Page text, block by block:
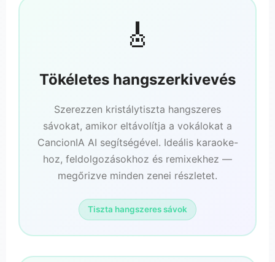
🎸
Tökéletes hangszerkivevés
Szerezzen kristálytiszta hangszeres
sávokat, amikor eltávolítja a vokálokat a
CancionIA AI segítségével. Ideális karaoke-
hoz, feldolgozásokhoz és remixekhez —
megőrizve minden zenei részletet.
Tiszta hangszeres sávok